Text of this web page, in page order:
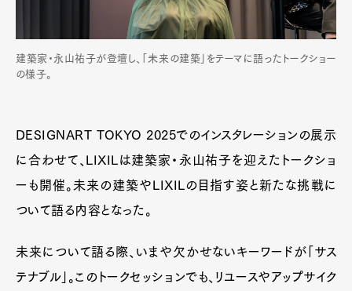
建築家・永山祐子が登壇し、「未来の建築」をテーマに語ったトークショー
の様子。
DESIGNART TOKYO 2025でのインスタレーションの展示
に合わせて、LIXILは建築家・永山祐子を迎えたトークショ
ーも開催。未来の建築やLIXILの目指す姿と新たな挑戦に
ついて語る内容となった。
未来について語る際、いまや欠かせないキーワードが「サス
テナブル」。このトークセッションでも、リユースやアップサイク